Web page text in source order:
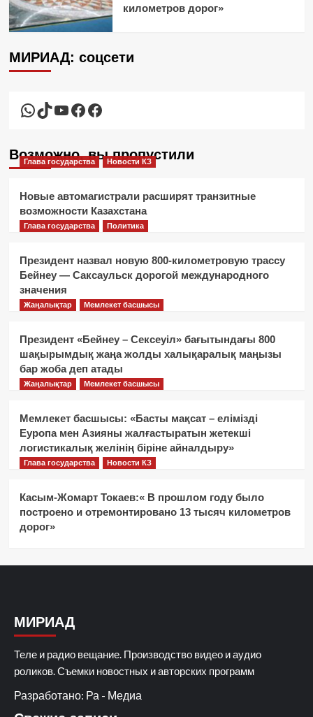
километров дорог»
МИРИАД: соцсети
WhatsApp
TikTok
YouTube
Facebook
Facebook
Возможно, вы пропустили
Глава государства Новости КЗ
Новые автомагистрали расширят транзитные
возможности Казахстана
Глава государства Политика
Президент назвал новую 800-километровую трассу
Бейнеу — Саксаульск дорогой международного
значения
Жаңалықтар Мемлекет басшысы
Президент «Бейнеу – Сексеуіл» бағытындағы 800
шақырымдық жаңа жолды халықаралық маңызы
бар жоба деп атады
Жаңалықтар Мемлекет басшысы
Мемлекет басшысы: «Басты мақсат – елімізді
Еуропа мен Азияны жалғастыратын жетекші
логистикалық желінің біріне айналдыру»
Глава государства Новости КЗ
Касым-Жомарт Токаев:« В прошлом году было
построено и отремонтировано 13 тысяч километров
дорог»
МИРИАД
Теле и радио вещание. Производство видео и аудио
роликов. Съемки новостных и авторских программ
Разработано: Ра - Медиа